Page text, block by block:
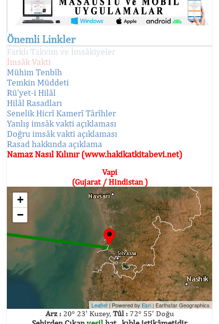
Önemli Linkler
Farklı Takvim ve İmsâkiyeler
İmsâk Vakti
Mühim Tenbîh
Temkin Müddeti
Rü'yet-i Hilâl
Hilâl Rasadları
Senelik Hicrî Kamerî Târîhler
Yanlış imsâk vakti açıklaması
Doğru imsâk vakti açıklaması
Rasad hakkında açıklama
Namaz Nasıl Kılınır (www.hakikatkitabevi.net)
Vapi
(Gujarat / Hindistan )
+
−
Leaflet| Powered by Esri | Earthstar Geographics
Arz :20° 23' Kuzey, Tûl :72° 55' Doğu